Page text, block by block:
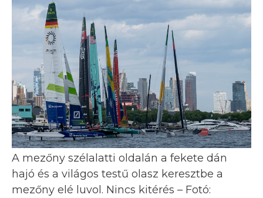
A mezőny szélalatti oldalán a fekete dán
hajó és a világos testű olasz keresztbe a
mezőny elé luvol. Nincs kitérés – Fotó: